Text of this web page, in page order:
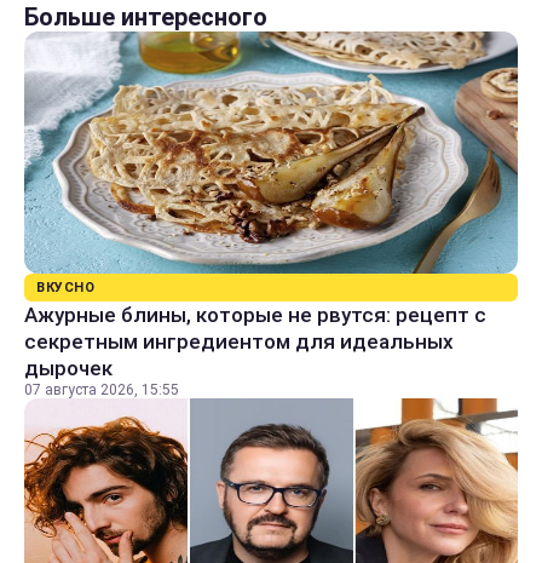
Больше интересного
ВКУСНО
Ажурные блины, которые не рвутся: рецепт с
секретным ингредиентом для идеальных
дырочек
07 августа 2026, 15:55